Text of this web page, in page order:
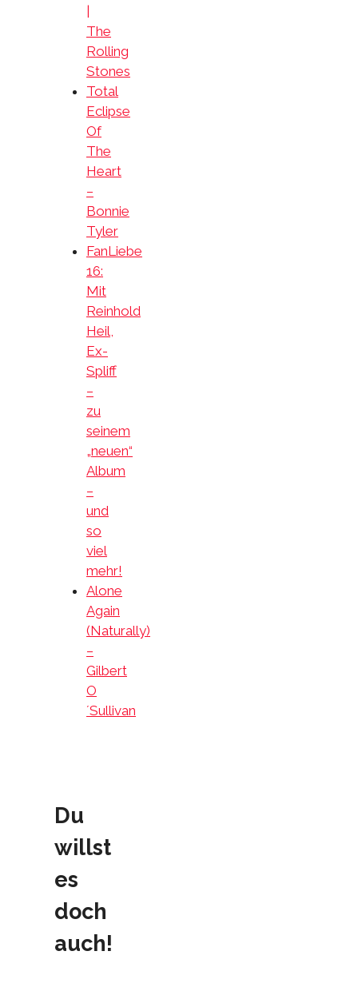
|
The
Rolling
Stones
Total
Eclipse
Of
The
Heart
–
Bonnie
Tyler
FanLiebe
16:
Mit
Reinhold
Heil,
Ex-
Spliff
–
zu
seinem
„neuen“
Album
–
und
so
viel
mehr!
Alone
Again
(Naturally)
–
Gilbert
O
´Sullivan
Du
willst
es
doch
auch!